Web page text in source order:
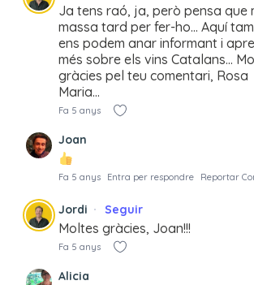
Ja tens raó, ja, però pensa que
massa tard per fer-ho… Aquí
ens podem anar informant i
més sobre els vins Catalans…
gràcies pel teu comentari, Rosa
Maria…
Fa 5 anys
Joan
Fa 5 anys Entra per respondre Reportar
Jordi Seguir
Moltes gràcies, Joan!!!
Fa 5 anys
Alicia